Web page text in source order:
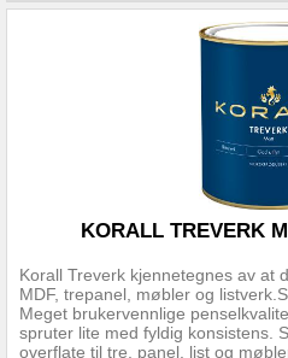
Korall Treverk kjennetegnes av at
MDF, trepanel, møbler og
Meget brukervennlige
spruter lite med fyldig konsistens.
overflate til tre, panel, list og
KORALL TREVERK